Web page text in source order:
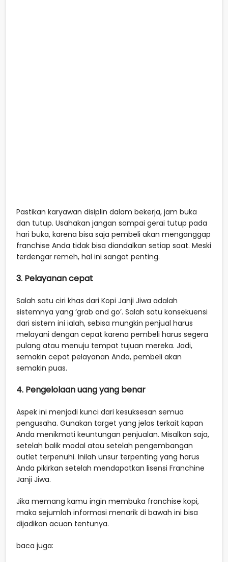
Pastikan karyawan disiplin dalam bekerja, jam buka
dan tutup. Usahakan jangan sampai gerai tutup pada
hari buka, karena bisa saja pembeli akan menganggap
franchise Anda tidak bisa diandalkan setiap saat. Meski
terdengar remeh, hal ini sangat penting.
3. Pelayanan cepat
Salah satu ciri khas dari Kopi Janji Jiwa adalah
sistemnya yang ‘grab and go’. Salah satu konsekuensi
dari sistem ini ialah, sebisa mungkin penjual harus
melayani dengan cepat karena pembeli harus segera
pulang atau menuju tempat tujuan mereka. Jadi,
semakin cepat pelayanan Anda, pembeli akan
semakin puas.
4. Pengelolaan uang yang benar
Aspek ini menjadi kunci dari kesuksesan semua
pengusaha. Gunakan target yang jelas terkait kapan
Anda menikmati keuntungan penjualan. Misalkan saja,
setelah balik modal atau setelah pengembangan
outlet terpenuhi. Inilah unsur terpenting yang harus
Anda pikirkan setelah mendapatkan lisensi Franchine
Janji Jiwa.
Jika memang kamu ingin membuka franchise kopi,
maka sejumlah informasi menarik di bawah ini bisa
dijadikan acuan tentunya.
baca juga: